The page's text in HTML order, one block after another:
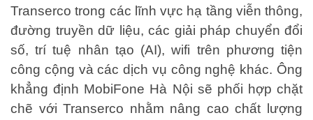
Transerco trong các lĩnh vực hạ tầng viễn thông,
đường truyền dữ liệu, các giải pháp chuyển đổi
số, trí tuệ nhân tạo (AI), wifi trên phương tiện
công cộng và các dịch vụ công nghệ khác. Ông
khẳng định MobiFone Hà Nội sẽ phối hợp chặt
chẽ với Transerco nhằm nâng cao chất lượng